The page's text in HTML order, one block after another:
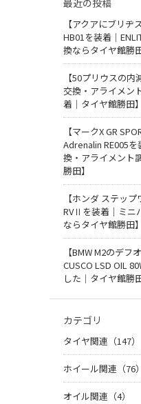
最近の投稿
【アクアにブリヂ
HB01を装着｜
換ならタイヤ館勝田
【50プリウスの
交換・アライメン
着｜タイヤ館勝田】
【マークX GR
Adrenalin RE005
換・アライメント
勝田】
【ホンダ ステッ
RVⅡを装着｜ミニ
ならタイヤ館勝田】
【BMW M2のデフ
CUSCO LSD OIL
した｜タイヤ館勝
カテゴリ
タイヤ関連（147）
ホイール関連（76）
オイル関連（4）